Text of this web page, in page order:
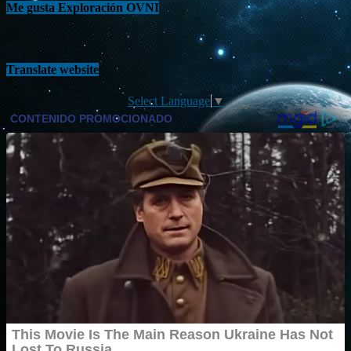
Me gusta Exploración OVNI
Translate website
Select Language ▼